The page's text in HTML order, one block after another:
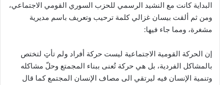
البداية كانت مع النشيد الرسمي للحزب السوري القومي الاجتماعي،
ومن ثم ألقت بيسان غزالي كلمة ترحيب وتعريف باسم مديرية
مشغرة، ومما جاء فيها:
إن الحركة القومية الاجتماعية ليست حركة أفراد ولم تأتِِ لتختص
بالمشاكل الفردية، بل هي حركة تُعنى ببناء المجمتع وحلّ مشاكله
وتنمية الإنسان فيه ليرتقي الى مصاف الإنسان المجتمع كما قال